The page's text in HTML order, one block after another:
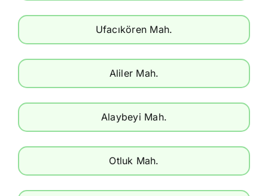
Ufacıkören Mah.
Aliler Mah.
Alaybeyi Mah.
Otluk Mah.